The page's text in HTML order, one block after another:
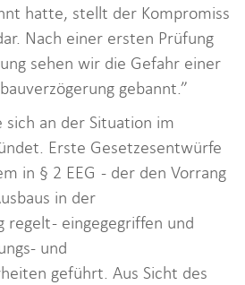
hatte, stellt der Kompromiss
Nach einer ersten Prüfung
sehen wir die Gefahr einer
gebannt.”
sich an der Situation im
Erste Gesetzesentwürfe
in § 2 EEG - der den Vorrang
in der
- eingegegriffen und
und
geführt. Aus Sicht des